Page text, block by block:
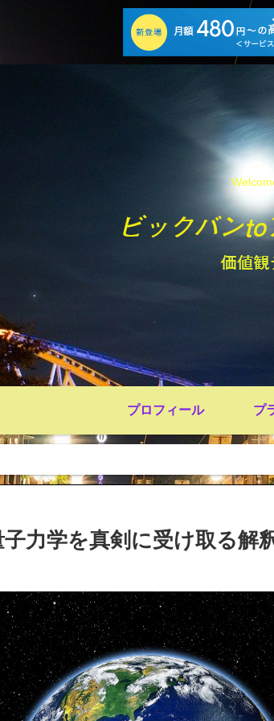
プロフィール プ
子力学を真剣に受け取る